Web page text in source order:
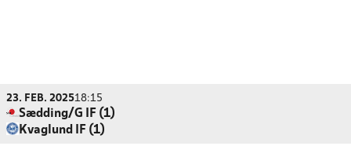
23. FEB. 202518:15
Sædding/G IF (1)
Kvaglund IF (1)